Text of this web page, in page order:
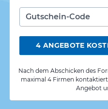
4 ANGEBOTE
Nach dem Abschicken des
maximal 4 Firmen
Angebot